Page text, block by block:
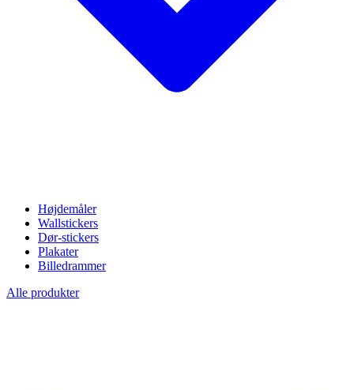
Højdemåler
Wallstickers
Dør-stickers
Plakater
Billedrammer
Alle produkter